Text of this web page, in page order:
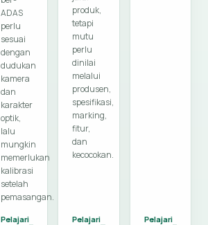
ADAS
perlu
sesuai
dengan
dudukan
kamera
dan
karakter
optik,
lalu
mungkin
memerlukan
kalibrasi
setelah
pemasangan.
Pelajari
produk,
tetapi
mutu
perlu
dinilai
melalui
produsen,
spesifikasi,
marking,
fitur,
dan
kecocokan.
Pelajari
Pelajari